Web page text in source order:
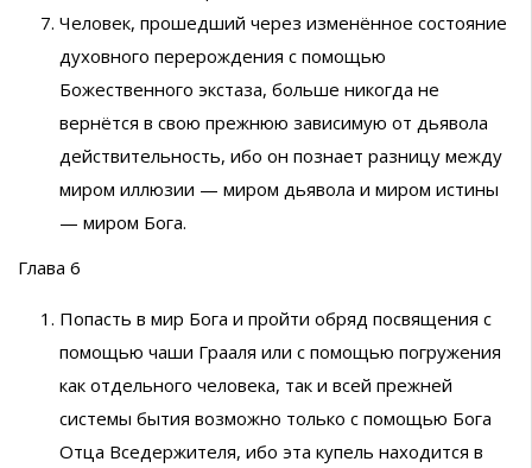
Человек, прошедший через изменённое состояние
духовного перерождения с помощью
Божественного экстаза, больше никогда не
вернётся в свою прежнюю зависимую от дьявола
действительность, ибо он познает разницу между
миром иллюзии — миром дьявола и миром истины
— миром Бога.
Глава 6
Попасть в мир Бога и пройти обряд посвящения с
помощью чаши Грааля или с помощью погружения
как отдельного человека, так и всей прежней
системы бытия возможно только с помощью Бога
Отца Вседержителя, ибо эта купель находится в